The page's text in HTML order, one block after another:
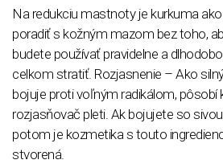
Na redukciu mastnoty je kurkuma
poradiť s kožným mazom bez toho,
budete používať pravidelne a
celkom stratiť. Rozjasnenie – Ako
bojuje proti voľným radikálom, pôsobí
rozjasňovač pleti. Ak bojujete so
potom je kozmetika s touto
stvorená.